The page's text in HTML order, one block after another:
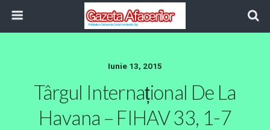
Iunie 13, 2015
Târgul Internațional De La
Havana – FIHAV 33, 1-7